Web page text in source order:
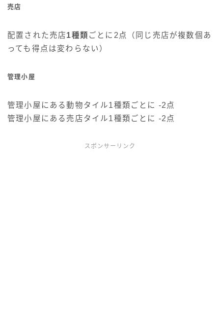
売店
配置された売店1種類 ごとに2点（同じ売店が複数個あ
っても得点は変わらない）
管理小屋
管理小屋にある動物タイル1種類ごとに -2点
管理小屋にある売店タイル1種類ごとに -2点
スポンサーリンク